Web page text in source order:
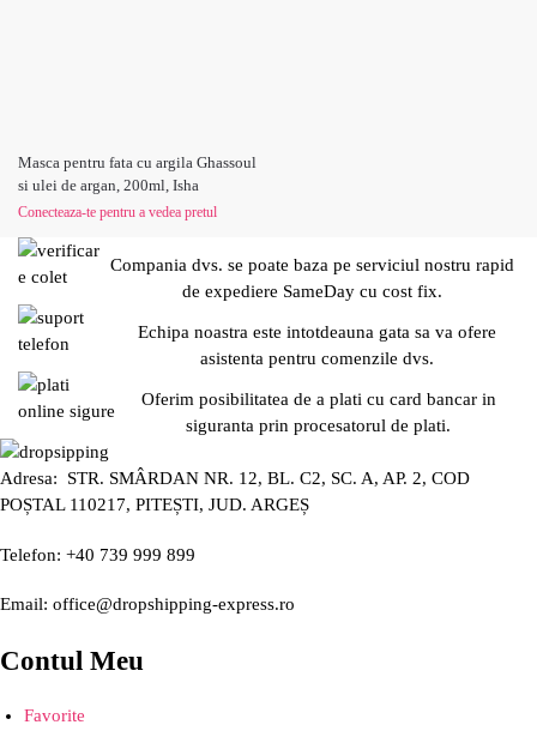
Masca pentru fata cu argila Ghassoul
si ulei de argan, 200ml, Isha
Conecteaza-te pentru a vedea pretul
Compania dvs. se poate baza pe serviciul nostru rapid
de expediere SameDay cu cost fix.
Echipa noastra este intotdeauna gata sa va ofere
asistenta pentru comenzile dvs.
Oferim posibilitatea de a plati cu card bancar in
siguranta prin procesatorul de plati.
Adresa: STR. SMÂRDAN NR. 12, BL. C2, SC. A, AP. 2, COD
POȘTAL 110217, PITEȘTI, JUD. ARGEȘ
Telefon: +40 739 999 899
Email: office@dropshipping-express.ro
Contul Meu
Favorite